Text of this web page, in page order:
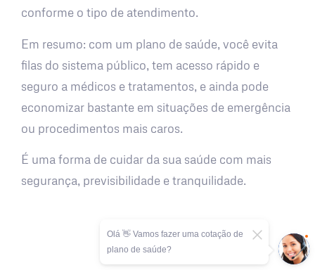
conforme o tipo de atendimento.
Em resumo: com um plano de saúde, você evita
filas do sistema público, tem acesso rápido e
seguro a médicos e tratamentos, e ainda pode
economizar bastante em situações de emergência
ou procedimentos mais caros.
É uma forma de cuidar da sua saúde com mais
segurança, previsibilidade e tranquilidade.
Olá 👋 Vamos fazer uma cotação de
plano de saúde?